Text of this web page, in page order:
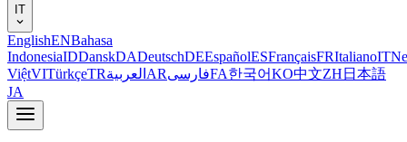
IT
EnglishENBahasa
IndonesiaIDDanskDADeutschDEEspañolESFrançaisFRItalianoIT
ViệtVITürkçeTRالعربية ARفارسیFA한국어KO中文ZH 日本語
JA